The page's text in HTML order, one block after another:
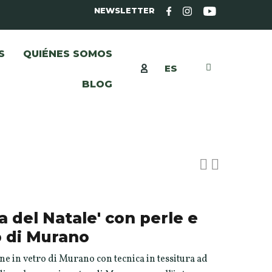
NEWSLETTER
QUIÉNES SOMOS
BLOG
ES
del Natale' con perle e
Murano
in vetro di Murano con tecnica in tessitura ad